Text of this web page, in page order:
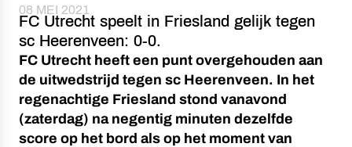
08 MEI 2021
FC Utrecht speelt in Friesland gelijk tegen
sc Heerenveen: 0-0.
FC Utrecht heeft een punt overgehouden aan
de uitwedstrijd tegen sc Heerenveen. In het
regenachtige Friesland stond vanavond
(zaterdag) na negentig minuten dezelfde
score op het bord als op het moment van